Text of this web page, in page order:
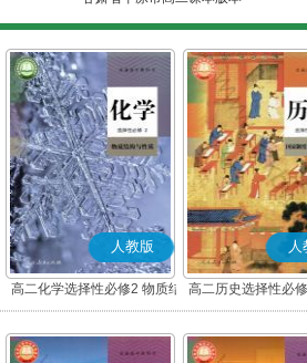
人教版
高二化学选择性必修2 物质结
构与性质
人
高二历史选择性必
度与社会治理(